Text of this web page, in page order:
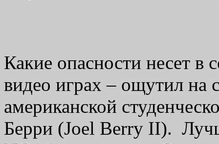
Какие опасности несет в
видео играх – ощутил на
американской
Берри (Joel Berry II).